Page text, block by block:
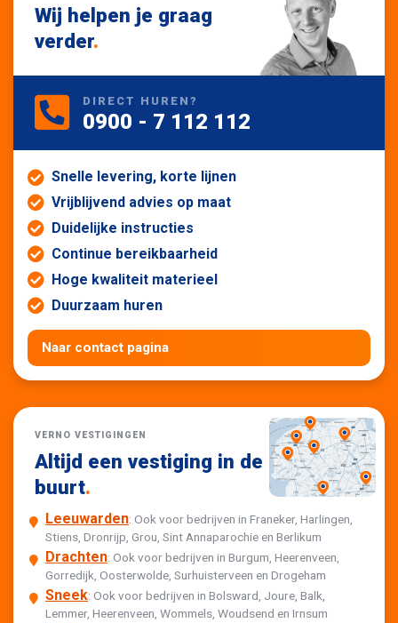
Wij helpen je graag
verder.
DIRECT HUREN?
0900 - 7 112 112
Snelle levering, korte lijnen
Vrijblijvend advies op maat
Duidelijke instructies
Continue bereikbaarheid
Hoge kwaliteit materieel
Duurzaam huren
Naar contact pagina
VERNO VESTIGINGEN
Altijd een vestiging in de
buurt.
Leeuwarden: Ook voor bedrijven in Franeker, Harlingen,
Stiens, Dronrijp, Grou, Sint Annaparochie en Berlikum
Drachten: Ook voor bedrijven in Burgum, Heerenveen,
Gorredijk, Oosterwolde, Surhuisterveen en Drogeham
Sneek: Ook voor bedrijven in Bolsward, Joure, Balk,
Lemmer, Heerenveen, Wommels, Woudsend en Irnsum